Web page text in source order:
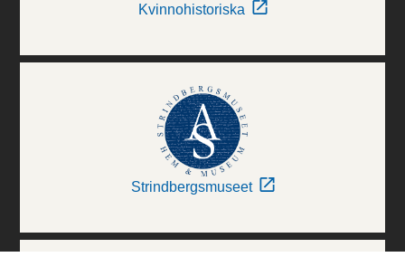
Kvinnohistoriska
Strindbergsmuseet